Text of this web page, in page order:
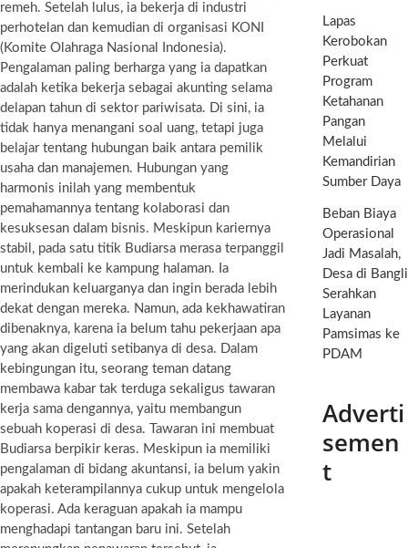
remeh. Setelah lulus, ia bekerja di industri
perhotelan dan kemudian di organisasi KONI
(Komite Olahraga Nasional Indonesia).
Pengalaman paling berharga yang ia dapatkan
adalah ketika bekerja sebagai akunting selama
delapan tahun di sektor pariwisata. Di sini, ia
tidak hanya menangani soal uang, tetapi juga
belajar tentang hubungan baik antara pemilik
usaha dan manajemen. Hubungan yang
harmonis inilah yang membentuk
pemahamannya tentang kolaborasi dan
kesuksesan dalam bisnis. Meskipun kariernya
stabil, pada satu titik Budiarsa merasa terpanggil
untuk kembali ke kampung halaman. Ia
merindukan keluarganya dan ingin berada lebih
dekat dengan mereka. Namun, ada kekhawatiran
dibenaknya, karena ia belum tahu pekerjaan apa
yang akan digeluti setibanya di desa. Dalam
kebingungan itu, seorang teman datang
membawa kabar tak terduga sekaligus tawaran
kerja sama dengannya, yaitu membangun
sebuah koperasi di desa. Tawaran ini membuat
Budiarsa berpikir keras. Meskipun ia memiliki
pengalaman di bidang akuntansi, ia belum yakin
apakah keterampilannya cukup untuk mengelola
koperasi. Ada keraguan apakah ia mampu
menghadapi tantangan baru ini. Setelah
Lapas
Kerobokan
Perkuat
Program
Ketahanan
Pangan
Melalui
Kemandirian
Sumber Daya
Beban Biaya
Operasional
Jadi Masalah,
Desa di Bangli
Serahkan
Layanan
Pamsimas ke
PDAM
Adverti
semen
t